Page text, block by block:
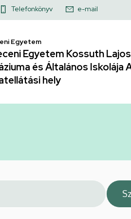
Telefonkönyv e-mail
Egyetem
Egyetem Kossuth
és Általános Iskolája
hely